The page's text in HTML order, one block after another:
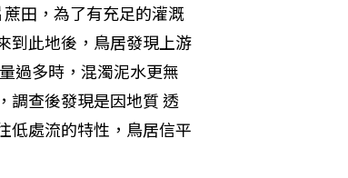
田，為了有充足的灌溉
到此地後，鳥居發現上游
過多時，混濁泥水更無
調查後發現是因地質 透
低處流的特性，鳥居信平